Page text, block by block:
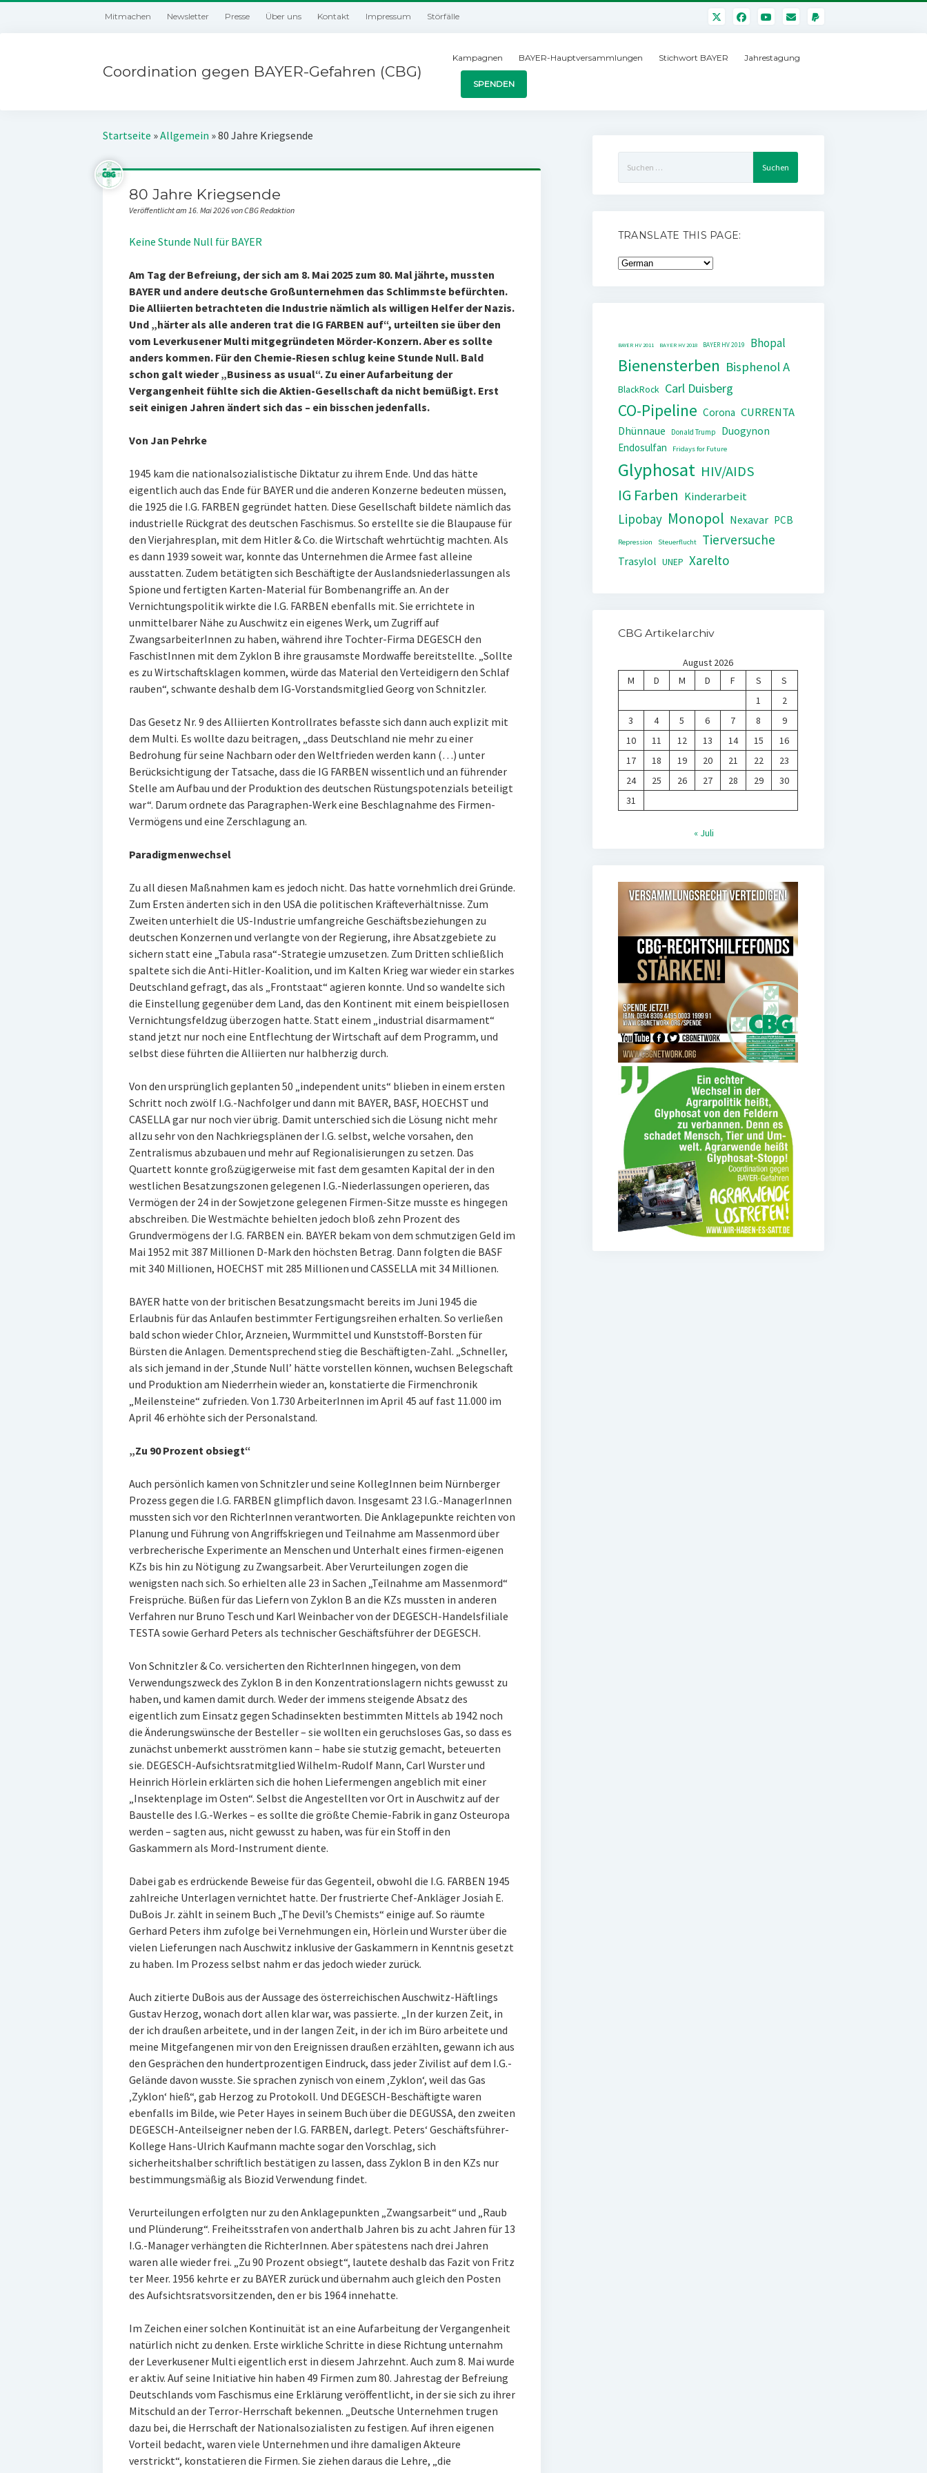
Mitmachen Newsletter Presse Über uns Kontakt Impressum Störfälle
Coordination gegen BAYER-Gefahren (CBG)
Kampagnen BAYER-Hauptversammlungen Stichwort BAYER Jahrestagung
SPENDEN
Startseite »Allgemein »80 Jahre Kriegsende
80 Jahre Kriegsende
Veröffentlicht am 16. Mai 2026 von CBG Redaktion
Keine Stunde Null für BAYER
Am Tag der Befreiung, der sich am 8. Mai 2025 zum 80. Mal jährte, mussten
BAYER und andere deutsche Großunternehmen das Schlimmste befürchten.
Die Alliierten betrachteten die Industrie nämlich als willigen Helfer der Nazis.
Und „härter als alle anderen trat die IG FARBEN auf“, urteilten sie über den
vom Leverkusener Multi mitgegründeten Mörder-Konzern. Aber es sollte
anders kommen. Für den Chemie-Riesen schlug keine Stunde Null. Bald
schon galt wieder „Business as usual“. Zu einer Aufarbeitung der
Vergangenheit fühlte sich die Aktien-Gesellschaft da nicht bemüßigt. Erst
seit einigen Jahren ändert sich das – ein bisschen jedenfalls.
Von Jan Pehrke
1945 kam die nationalsozialistische Diktatur zu ihrem Ende. Und das hätte
eigentlich auch das Ende für BAYER und die anderen Konzerne bedeuten müssen,
die 1925 die I.G. FARBEN gegründet hatten. Diese Gesellschaft bildete nämlich das
industrielle Rückgrat des deutschen Faschismus. So erstellte sie die Blaupause für
den Vierjahresplan, mit dem Hitler & Co. die Wirtschaft wehrtüchtig machten. Als
es dann 1939 soweit war, konnte das Unternehmen die Armee fast alleine
ausstatten. Zudem betätigten sich Beschäftigte der Auslandsniederlassungen als
Spione und fertigten Karten-Material für Bombenangriffe an. An der
Vernichtungspolitik wirkte die I.G. FARBEN ebenfalls mit. Sie errichtete in
unmittelbarer Nähe zu Auschwitz ein eigenes Werk, um Zugriff auf
ZwangsarbeiterInnen zu haben, während ihre Tochter-Firma DEGESCH den
FaschistInnen mit dem Zyklon B ihre grausamste Mordwaffe bereitstellte. „Sollte
es zu Wirtschaftsklagen kommen, würde das Material den Verteidigern den Schlaf
rauben“, schwante deshalb dem IG-Vorstandsmitglied Georg von Schnitzler.
Das Gesetz Nr. 9 des Alliierten Kontrollrates befasste sich dann auch explizit mit
dem Multi. Es wollte dazu beitragen, „dass Deutschland nie mehr zu einer
Bedrohung für seine Nachbarn oder den Weltfrieden werden kann (…) unter
Berücksichtigung der Tatsache, dass die IG FARBEN wissentlich und an führender
Stelle am Aufbau und der Produktion des deutschen Rüstungspotenzials beteiligt
war“. Darum ordnete das Paragraphen-Werk eine Beschlagnahme des Firmen-
Vermögens und eine Zerschlagung an.
Paradigmenwechsel
Zu all diesen Maßnahmen kam es jedoch nicht. Das hatte vornehmlich drei Gründe.
Zum Ersten änderten sich in den USA die politischen Kräfteverhältnisse. Zum
Zweiten unterhielt die US-Industrie umfangreiche Geschäftsbeziehungen zu
deutschen Konzernen und verlangte von der Regierung, ihre Absatzgebiete zu
sichern statt eine „Tabula rasa“-Strategie umzusetzen. Zum Dritten schließlich
spaltete sich die Anti-Hitler-Koalition, und im Kalten Krieg war wieder ein starkes
Deutschland gefragt, das als „Frontstaat“ agieren konnte. Und so wandelte sich
die Einstellung gegenüber dem Land, das den Kontinent mit einem beispiellosen
Vernichtungsfeldzug überzogen hatte. Statt einem „industrial disarmament“
stand jetzt nur noch eine Entflechtung der Wirtschaft auf dem Programm, und
selbst diese führten die Alliierten nur halbherzig durch.
Von den ursprünglich geplanten 50 „independent units“ blieben in einem ersten
Schritt noch zwölf I.G.-Nachfolger und dann mit BAYER, BASF, HOECHST und
CASELLA gar nur noch vier übrig. Damit unterschied sich die Lösung nicht mehr
allzu sehr von den Nachkriegsplänen der I.G. selbst, welche vorsahen, den
Zentralismus abzubauen und mehr auf Regionalisierungen zu setzen. Das
Quartett konnte großzügigerweise mit fast dem gesamten Kapital der in den
westlichen Besatzungszonen gelegenen I.G.-Niederlassungen operieren, das
Vermögen der 24 in der Sowjetzone gelegenen Firmen-Sitze musste es hingegen
abschreiben. Die Westmächte behielten jedoch bloß zehn Prozent des
Grundvermögens der I.G. FARBEN ein. BAYER bekam von dem schmutzigen Geld im
Mai 1952 mit 387 Millionen D-Mark den höchsten Betrag. Dann folgten die BASF
mit 340 Millionen, HOECHST mit 285 Millionen und CASSELLA mit 34 Millionen.
BAYER hatte von der britischen Besatzungsmacht bereits im Juni 1945 die
Erlaubnis für das Anlaufen bestimmter Fertigungsreihen erhalten. So verließen
bald schon wieder Chlor, Arzneien, Wurmmittel und Kunststoff-Borsten für
Bürsten die Anlagen. Dementsprechend stieg die Beschäftigten-Zahl. „Schneller,
als sich jemand in der ‚Stunde Null’ hätte vorstellen können, wuchsen Belegschaft
und Produktion am Niederrhein wieder an, konstatierte die Firmenchronik
„Meilensteine“ zufrieden. Von 1.730 ArbeiterInnen im April 45 auf fast 11.000 im
April 46 erhöhte sich der Personalstand.
„Zu 90 Prozent obsiegt“
Auch persönlich kamen von Schnitzler und seine KollegInnen beim Nürnberger
Prozess gegen die I.G. FARBEN glimpflich davon. Insgesamt 23 I.G.-ManagerInnen
mussten sich vor den RichterInnen verantworten. Die Anklagepunkte reichten von
Planung und Führung von Angriffskriegen und Teilnahme am Massenmord über
verbrecherische Experimente an Menschen und Unterhalt eines firmen-eigenen
KZs bis hin zu Nötigung zu Zwangsarbeit. Aber Verurteilungen zogen die
wenigsten nach sich. So erhielten alle 23 in Sachen „Teilnahme am Massenmord“
Freisprüche. Büßen für das Liefern von Zyklon B an die KZs mussten in anderen
Verfahren nur Bruno Tesch und Karl Weinbacher von der DEGESCH-Handelsfiliale
TESTA sowie Gerhard Peters als technischer Geschäftsführer der DEGESCH.
Von Schnitzler & Co. versicherten den RichterInnen hingegen, von dem
Verwendungszweck des Zyklon B in den Konzentrationslagern nichts gewusst zu
haben, und kamen damit durch. Weder der immens steigende Absatz des
eigentlich zum Einsatz gegen Schadinsekten bestimmten Mittels ab 1942 noch
die Änderungswünsche der Besteller – sie wollten ein geruchsloses Gas, so dass es
zunächst unbemerkt ausströmen kann – habe sie stutzig gemacht, beteuerten
sie. DEGESCH-Aufsichtsratmitglied Wilhelm-Rudolf Mann, Carl Wurster und
Heinrich Hörlein erklärten sich die hohen Liefermengen angeblich mit einer
„Insektenplage im Osten“. Selbst die Angestellten vor Ort in Auschwitz auf der
Baustelle des I.G.-Werkes – es sollte die größte Chemie-Fabrik in ganz Osteuropa
werden – sagten aus, nicht gewusst zu haben, was für ein Stoff in den
Gaskammern als Mord-Instrument diente.
Dabei gab es erdrückende Beweise für das Gegenteil, obwohl die I.G. FARBEN 1945
zahlreiche Unterlagen vernichtet hatte. Der frustrierte Chef-Ankläger Josiah E.
DuBois Jr. zählt in seinem Buch „The Devil’s Chemists“ einige auf. So räumte
Gerhard Peters ihm zufolge bei Vernehmungen ein, Hörlein und Wurster über die
vielen Lieferungen nach Auschwitz inklusive der Gaskammern in Kenntnis gesetzt
zu haben. Im Prozess selbst nahm er das jedoch wieder zurück.
Auch zitierte DuBois aus der Aussage des österreichischen Auschwitz-Häftlings
Gustav Herzog, wonach dort allen klar war, was passierte. „In der kurzen Zeit, in
der ich draußen arbeitete, und in der langen Zeit, in der ich im Büro arbeitete und
meine Mitgefangenen mir von den Ereignissen draußen erzählten, gewann ich aus
den Gesprächen den hundertprozentigen Eindruck, dass jeder Zivilist auf dem I.G.-
Gelände davon wusste. Sie sprachen zynisch von einem ‚Zyklon‘, weil das Gas
‚Zyklon‘ hieß“, gab Herzog zu Protokoll. Und DEGESCH-Beschäftigte waren
ebenfalls im Bilde, wie Peter Hayes in seinem Buch über die DEGUSSA, den zweiten
DEGESCH-Anteilseigner neben der I.G. FARBEN, darlegt. Peters‘ Geschäftsführer-
Kollege Hans-Ulrich Kaufmann machte sogar den Vorschlag, sich
sicherheitshalber schriftlich bestätigen zu lassen, dass Zyklon B in den KZs nur
bestimmungsmäßig als Biozid Verwendung findet.
Verurteilungen erfolgten nur zu den Anklagepunkten „Zwangsarbeit“ und „Raub
und Plünderung“. Freiheitsstrafen von anderthalb Jahren bis zu acht Jahren für 13
I.G.-Manager verhängten die RichterInnen. Aber spätestens nach drei Jahren
waren alle wieder frei. „Zu 90 Prozent obsiegt“, lautete deshalb das Fazit von Fritz
ter Meer. 1956 kehrte er zu BAYER zurück und übernahm auch gleich den Posten
des Aufsichtsratsvorsitzenden, den er bis 1964 innehatte.
Im Zeichen einer solchen Kontinuität ist an eine Aufarbeitung der Vergangenheit
natürlich nicht zu denken. Erste wirkliche Schritte in diese Richtung unternahm
der Leverkusener Multi eigentlich erst in diesem Jahrzehnt. Auch zum 8. Mai wurde
er aktiv. Auf seine Initiative hin haben 49 Firmen zum 80. Jahrestag der Befreiung
Deutschlands vom Faschismus eine Erklärung veröffentlicht, in der sie sich zu ihrer
Mitschuld an der Terror-Herrschaft bekennen. „Deutsche Unternehmen trugen
dazu bei, die Herrschaft der Nationalsozialisten zu festigen. Auf ihren eigenen
Vorteil bedacht, waren viele Unternehmen und ihre damaligen Akteure
verstrickt“, konstatieren die Firmen. Sie ziehen daraus die Lehre, „die
nach:
TRANSLATE THIS PAGE:
BAYER HV 2011 BAYER HV 2018 BAYER HV 2019 Bhopal
Bienensterben Bisphenol A
BlackRock Carl Duisberg
CO-Pipeline Corona CURRENTA
Dhünnaue Donald Trump
Duogynon
Endosulfan
Fridays for Future
Glyphosat HIV/AIDS
IG Farben Kinderarbeit
Lipobay Monopol Nexavar PCB
Repression Steuerflucht Tierversuche
Trasylol UNEP Xarelto
CBG Artikelarchiv
August 2026
M
D M D F S
S
1
2
3
4 5 6 7 8
9
10
11 12 13 14 15
16
17
18 19 20 21 22
23
24
25 26 27 28 29
30
31
« Juli